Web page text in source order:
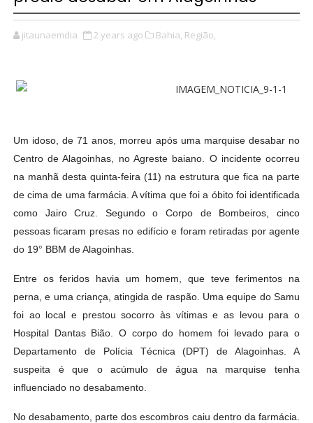
jitaunaemdia 2 years ago Bahia, Região,
Um idoso, de 71 anos, morreu após uma marquise desabar no
Centro de Alagoinhas, no Agreste baiano. O incidente ocorreu
na manhã desta quinta-feira (11) na estrutura que fica na parte
de cima de uma farmácia. A vítima que foi a óbito foi identificada
como Jairo Cruz. Segundo o Corpo de Bombeiros, cinco
pessoas ficaram presas no edifício e foram retiradas por agente
do 19° BBM de Alagoinhas.
Entre os feridos havia um homem, que teve ferimentos na
perna, e uma criança, atingida de raspão. Uma equipe do Samu
foi ao local e prestou socorro às vítimas e as levou para o
Hospital Dantas Bião. O corpo do homem foi levado para o
Departamento de Polícia Técnica (DPT) de Alagoinhas. A
suspeita é que o acúmulo de água na marquise tenha
influenciado no desabamento.
No desabamento, parte dos escombros caiu dentro da farmácia.